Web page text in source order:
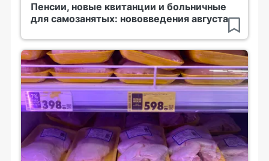
Пенсии, новые квитанции и больничные
для самозанятых: нововведения августа